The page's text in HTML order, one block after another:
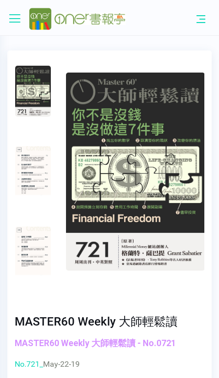
MASTER60 Weekly 大師輕鬆讀
MASTER60 Weekly 大師輕鬆讀 - No.0721
No.721_ May-22-19